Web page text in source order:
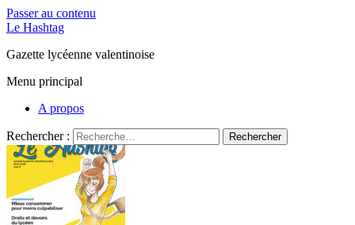
Passer au contenu
Le Hashtag
Gazette lycéenne valentinoise
Menu principal
A propos
Rechercher :